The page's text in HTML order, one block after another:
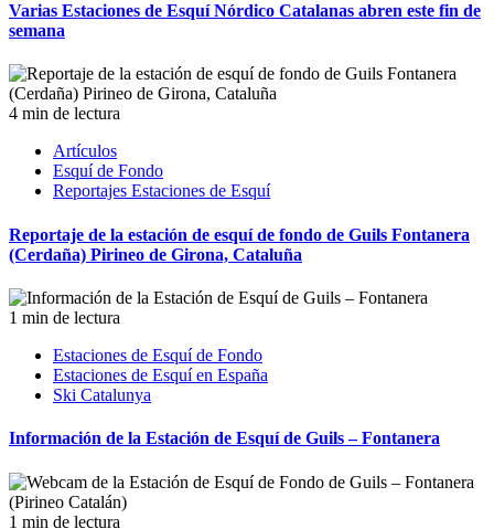
Varias Estaciones de Esquí Nórdico Catalanas abren este fin de
semana
4 min de lectura
Artículos
Esquí de Fondo
Reportajes Estaciones de Esquí
Reportaje de la estación de esquí de fondo de Guils Fontanera
(Cerdaña) Pirineo de Girona, Cataluña
1 min de lectura
Estaciones de Esquí de Fondo
Estaciones de Esquí en España
Ski Catalunya
Información de la Estación de Esquí de Guils – Fontanera
1 min de lectura